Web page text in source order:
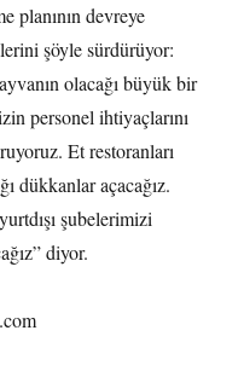
planının devreye
şöyle sürdürüyor:
olacağı büyük bir
personel ihtiyaçlarını
Et restoranları
dükkanlar açacağız.
şubelerimizi
diyor.